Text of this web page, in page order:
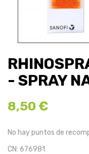
- SPRAY
8,50 €
No hay puntos de
CN: 676981